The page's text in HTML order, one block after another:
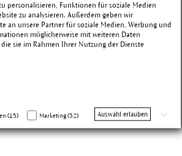
personalisieren, Funktionen für soziale Medien
zu analysieren. Außerdem geben wir
an unsere Partner für soziale Medien, Werbung und
möglicherweise mit weiteren Daten
sie im Rahmen Ihrer Nutzung der Dienste
(15) Marketing (32) Auswahl erlauben
50 ml| 13,50 €
4.92 (106)